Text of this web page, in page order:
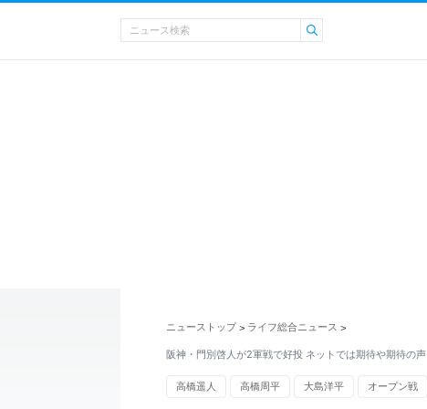
ニューストップ > ライフ総合ニュース >
阪神・門別啓人が2軍戦で好投 ネットでは期待や期待の声
高橋遥人 高橋周平 大島洋平 オープン戦